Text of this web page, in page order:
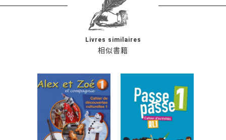
相似書籍
Livres similaires